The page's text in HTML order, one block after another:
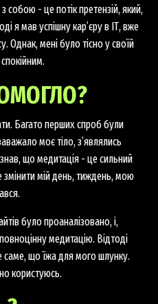
собою - це потік претензій, який,
я мав успішну кар’єру в ІТ, вже
Однак, мені було тісно у своїй
Багато перших спроб були
моє тіло, з’являлись
що медитація - це сильний
мій день, тиждень, мою
було проаналізовано, і,
медитацію. Відтоді
саме, що їжа для мого шлунку.
користуюсь.